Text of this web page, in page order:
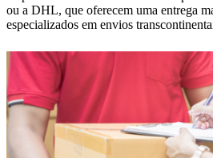
ou a DHL, que oferecem uma entrega
especializados em envios